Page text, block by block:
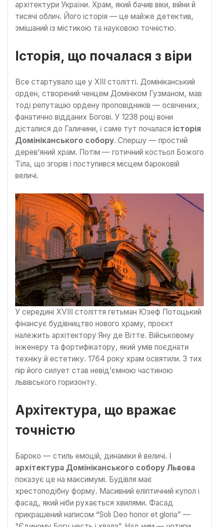
архітектури України. Храм, який бачив віки, війни й
тисячі облич. Його історія — це майже детектив,
змішаний із містикою та науковою точністю.
Історія, що почалася з віри
Все стартувало ще у XIII столітті. Домініканський
орден, створений ченцем Домініком Гузманом, мав
тоді репутацію ордену проповідників — освічених,
фанатично відданих Богові. У 1238 році вони
дісталися до Галичини, і саме тут почалася історія
Домініканського собору. Спершу — простий
дерев’яний храм. Потім — готичний костьол Божого
Тіла, що згорів і поступився місцем бароковій
величі.
У середині XVIII століття гетьман Юзеф Потоцький
фінансує будівництво нового храму, проєкт
належить архітектору Яну де Вітте. Військовому
інженеру та фортифікатору, який умів поєднати
техніку й естетику. 1764 року храм освятили. З тих
пір його силует став невід’ємною частиною
львівського горизонту.
Архітектура, що вражає
точністю
Бароко — стиль емоцій, динаміки й величі. І
архітектура Домініканського собору Львова
показує це на максимумі. Будівля має
хрестоподібну форму. Масивний еліптичний купол і
фасад, який ніби рухається хвилями. Фасад
прикрашений написом “Soli Deo honor et gloria” —